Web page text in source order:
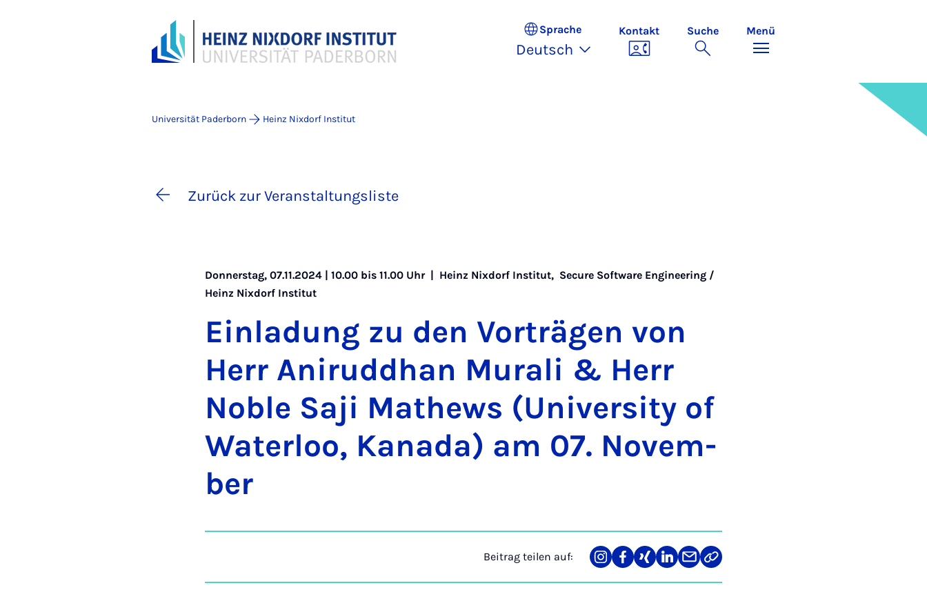
Sprache
Deutsch
Kontakt Suche Menü
Universität Paderborn Heinz Nixdorf Institut
Zurück zur Veranstaltungsliste
Donnerstag, 07.11.2024 | 10.00 bis 11.00 Uhr | Heinz Nixdorf Institut, Secure Software Engineering /
Heinz Nixdorf Institut
Ein­la­dung zu den Vor­trä­gen von
Herr Anirud­dhan Mu­ra­li & Herr
No­ble Sa­ji Ma­thews (Uni­ver­si­ty of
Wa­ter­loo, Ka­na­da) am 07. No­vem­
ber
Beitrag teilen auf:
Teilen
auf
Teilen
auf
Teilen
auf
Teilen
auf
Teilen
über
Link
kopieren